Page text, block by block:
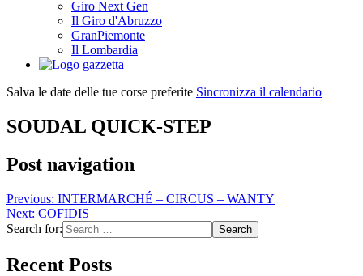
Giro Next Gen
Il Giro d'Abruzzo
GranPiemonte
Il Lombardia
Salva le date delle tue corse preferite Sincronizza il calendario
SOUDAL QUICK-STEP
Post navigation
Previous: INTERMARCHÉ – CIRCUS – WANTY
Next: COFIDIS
Search for:
Recent Posts